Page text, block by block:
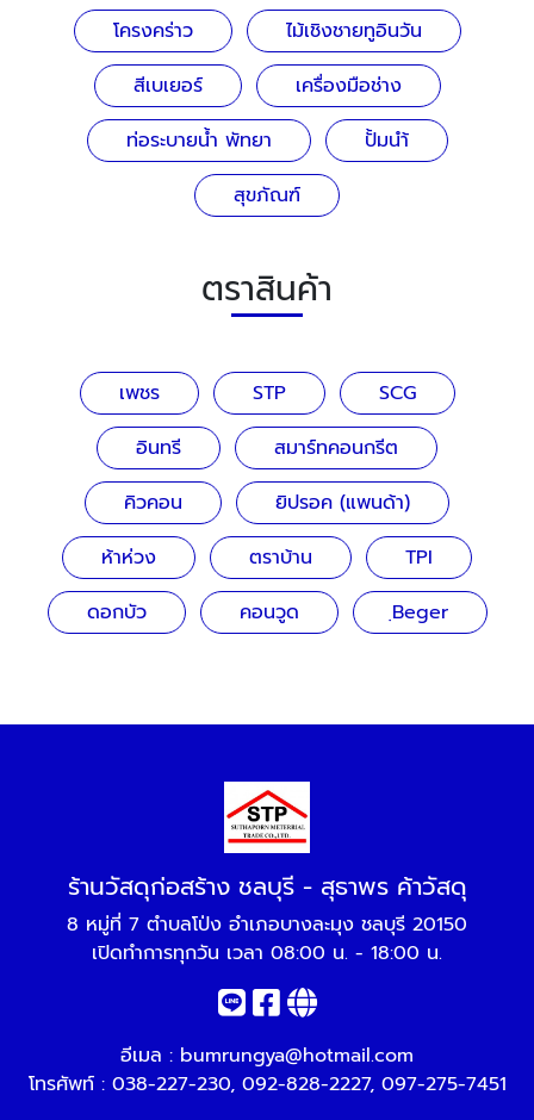
โครงคร่าว
ไม้เชิงชายทูอินวัน
สีเบเยอร์
เครื่องมือช่าง
ท่อระบายน้ำ พัทยา
ปั้มนำ้
สุขภัณฑ์
ตราสินค้า
เพชร STP
SCG
อินทรี
สมาร์ทคอนกรีต
คิวคอน
ยิปรอค (แพนด้า)
ห้าห่วง
ตราบ้าน
TPI
ดอกบัว
คอนวูด ฺBeger
ร้านวัสดุก่อสร้าง ชลบุรี - สุธาพร ค้าวัสดุ
8 หมู่ที่ 7 ตำบลโป่ง อำเภอบางละมุง ชลบุรี 20150
เปิดทำการทุกวัน เวลา 08:00 น. - 18:00 น.
อีเมล : bumrungya@hotmail.com
โทรศัพท์ : 038-227-230, 092-828-2227, 097-275-7451